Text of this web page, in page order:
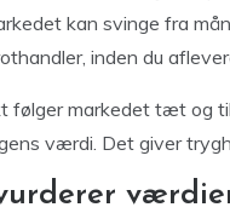
kan svinge fra
inden du
følger markedet tæt og
værdi. Det giver